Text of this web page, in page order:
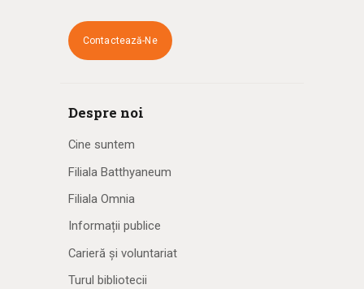
Contactează-Ne
Despre noi
Cine suntem
Filiala Batthyaneum
Filiala Omnia
Informații publice
Carieră și voluntariat
Turul bibliotecii